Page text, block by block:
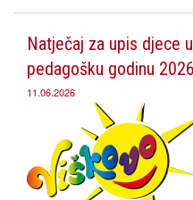
Natječaj za upis djece
pedagošku godinu
11.06.2026